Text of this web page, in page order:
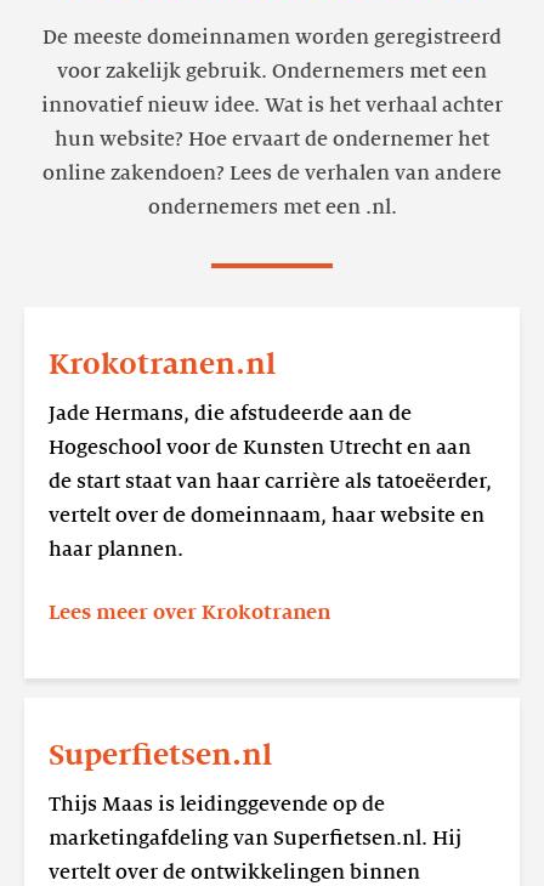
De meeste domeinnamen worden geregistreerd
voor zakelijk gebruik. Ondernemers met een
innovatief nieuw idee. Wat is het verhaal achter
hun website? Hoe ervaart de ondernemer het
online zakendoen? Lees de verhalen van andere
ondernemers met een .nl.
Krokotranen.nl
Jade Hermans, die afstudeerde aan de
Hogeschool voor de Kunsten Utrecht en aan
de start staat van haar carrière als tatoeëerder,
vertelt over de domeinnaam, haar website en
haar plannen.
Lees meer over Krokotranen
meer
Superfietsen.nl
Thijs Maas is leidinggevende op de
marketingafdeling van Superfietsen.nl. Hij
vertelt over de ontwikkelingen binnen
meer
Superfietsen.nl